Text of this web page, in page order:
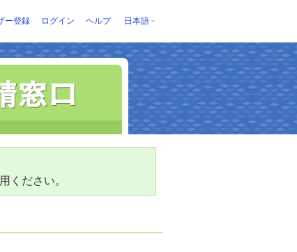
ー登録 ログイン ヘルプ 日本語
ください。